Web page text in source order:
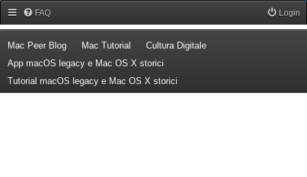
FAQ Login
Mac Peer Blog(Opens a new tab)
Mac Tutorial (Opens a new tab)
Cultura Digitale(Opens a new tab)
App macOS legacy e Mac OS X storici
Tutorial macOS legacy e Mac OS X storici